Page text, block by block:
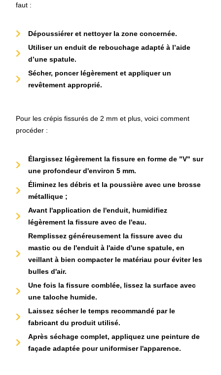
faut :
Dépoussiérer et nettoyer la zone concernée.
Utiliser un enduit de rebouchage adapté à l’aide
d’une spatule.
Sécher, poncer légèrement et appliquer un
revêtement approprié.
Pour les crépis fissurés de 2 mm et plus, voici comment
procéder :
Élargissez légèrement la fissure en forme de "V" sur
une profondeur d'environ 5 mm.
Éliminez les débris et la poussière avec une brosse
métallique ;
Avant l'application de l'enduit, humidifiez
légèrement la fissure avec de l'eau.
Remplissez généreusement la fissure avec du
mastic ou de l'enduit à l'aide d'une spatule, en
veillant à bien compacter le matériau pour éviter les
bulles d'air.
Une fois la fissure comblée, lissez la surface avec
une taloche humide.
Laissez sécher le temps recommandé par le
fabricant du produit utilisé.
Après séchage complet, appliquez une peinture de
façade adaptée pour uniformiser l'apparence.